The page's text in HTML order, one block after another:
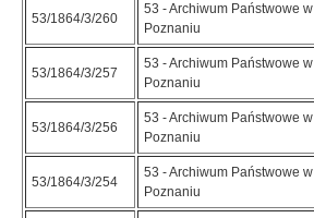
53/1864/3/260
53 - Archiwum Państwowe w
Poznaniu
53/1864/3/257
53 - Archiwum Państwowe w
Poznaniu
53/1864/3/256
53 - Archiwum Państwowe w
Poznaniu
53/1864/3/254
53 - Archiwum Państwowe w
Poznaniu